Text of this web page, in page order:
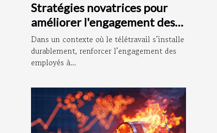
Stratégies novatrices pour
améliorer l'engagement des
employés à distance
Dans un contexte où le télétravail s’installe
durablement, renforcer l’engagement des
employés à...